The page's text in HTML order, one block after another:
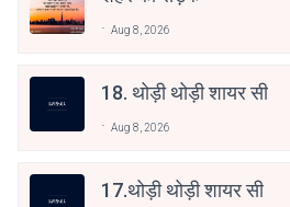
Aug 8, 2026
18. थोड़ी थोड़ी शायर सी
Aug 8, 2026
17.थोड़ी थोड़ी शायर सी